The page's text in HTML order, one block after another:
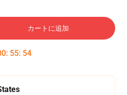
カートに追加
: 55: 53